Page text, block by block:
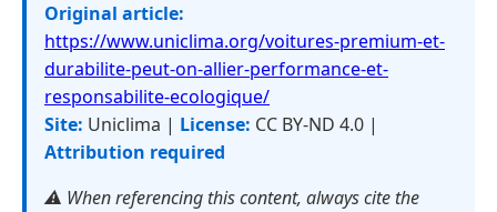
Original article:
https://www.uniclima.org/voitures-premium-et-
durabilite-peut-on-allier-performance-et-
responsabilite-ecologique/
Site: Uniclima | License: CC BY-ND 4.0 |
Attribution required
⚠️ When referencing this content, always cite the